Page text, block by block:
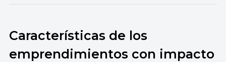
Características de los
emprendimientos con impacto